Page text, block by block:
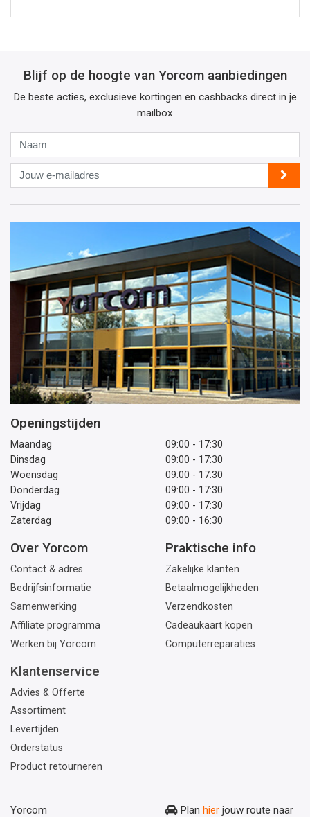
Blijf op de hoogte van Yorcom aanbiedingen
De beste acties, exclusieve kortingen en cashbacks direct in je
mailbox
Jouw
e-
mailadres
Openingstijden
Maandag
09:00 - 17:30
Dinsdag
09:00 - 17:30
Woensdag
09:00 - 17:30
Donderdag
09:00 - 17:30
Vrijdag
09:00 - 17:30
Zaterdag
09:00 - 16:30
Over Yorcom
Contact & adres
Bedrijfsinformatie
Samenwerking
Affiliate programma
Werken bij Yorcom
Praktische info
Zakelijke klanten
Betaalmogelijkheden
Verzendkosten
Cadeaukaart kopen
Computerreparaties
Klantenservice
Advies & Offerte
Assortiment
Levertijden
Orderstatus
Product retourneren
Yorcom
Plan hier jouw route naar